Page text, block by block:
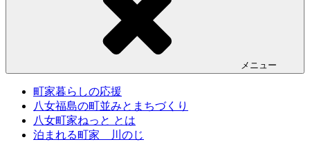
メニュー
町家暮らしの応援
八女福島の町並みとまちづくり
八女町家ねっと とは
泊まれる町家 川のじ